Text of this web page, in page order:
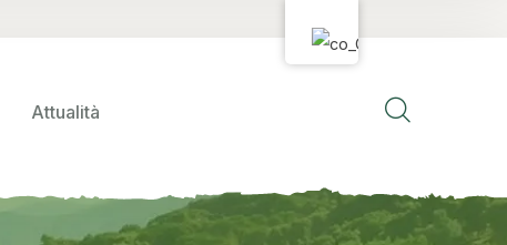
Attualità